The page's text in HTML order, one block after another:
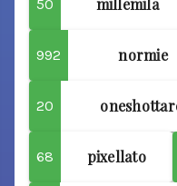
50 millemila
992 normie
20
68 pixellato